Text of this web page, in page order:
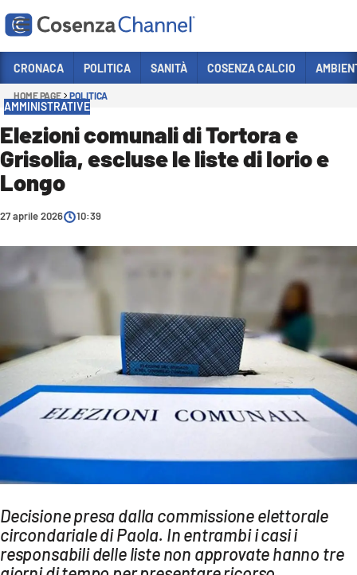
Sezioni
CRONACA
POLITICA
COSENZA CALCIO
ECONOMIA E LAVORO
SANITÀ
CULTURA
AMBIENTE
Streaming
LAC NETWORK
LAC ONAIR
LaC
Network
LACPLAY.IT
CRONACA POLITICA SANITÀ COSENZA CALCIO
HOME PAGE POLITICA
AMMINISTRATIVE
Elezioni comunali di Tortora e
Grisolia, escluse le liste di Iorio e
Longo
27 aprile 2026 10:39
Decisione presa dalla commissione elettorale
circondariale di Paola. In entrambi i casi i
responsabili delle liste non approvate hanno tre